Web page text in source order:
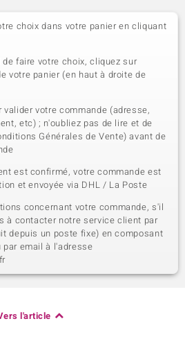
choix dans votre panier en cliquant
faire votre choix, cliquez sur
votre panier (en haut à droite de
votre commande (adresse,
etc) ; n'oubliez pas de lire et de
Générales de Vente) avant de
est confirmé, votre commande est
et envoyée via DHL / La Poste
concernant votre commande, s'il
à contacter notre service client par
depuis un poste fixe) en composant
par email à l'adresse
l'article